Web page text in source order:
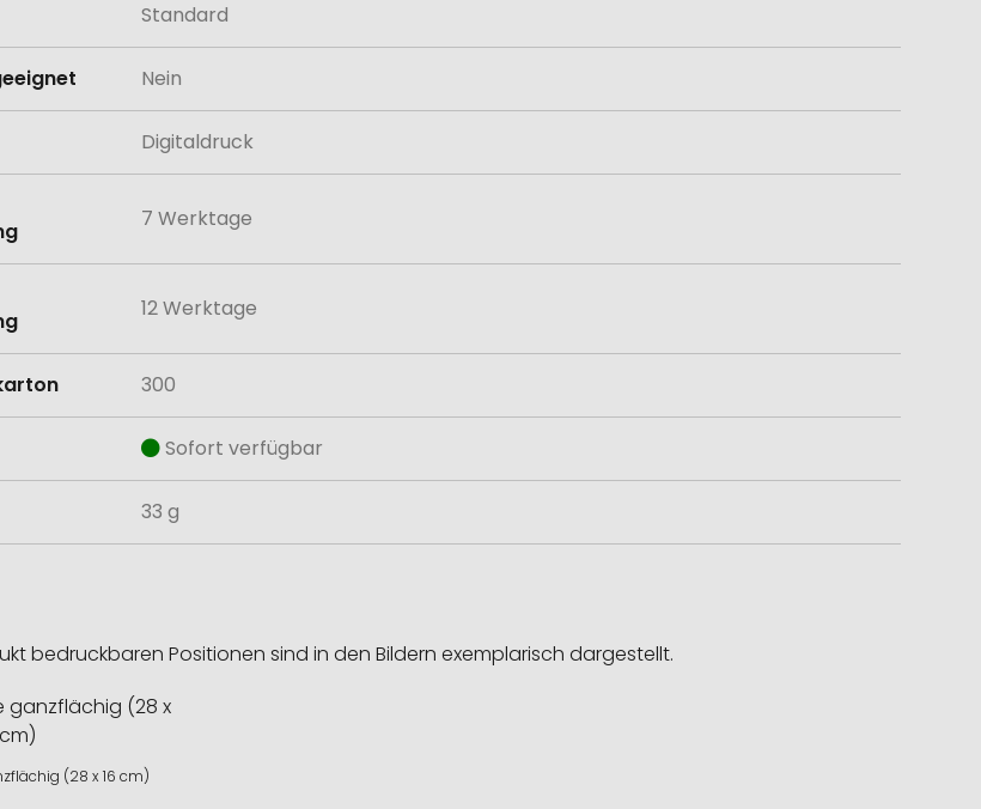
Standard
Nein
Digitaldruck
7 Werktage
12 Werktage
300
Sofort verfügbar
33 g
bedruckbaren Positionen sind in den Bildern exemplarisch dargestellt.
(28 x 16 cm)